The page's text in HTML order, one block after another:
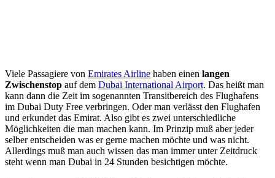
Viele Passagiere von Emirates Airline haben einen langen
Zwischenstop auf dem Dubai International Airport. Das heißt man
kann dann die Zeit im sogenannten Transitbereich des Flughafens
im Dubai Duty Free verbringen. Oder man verlässt den Flughafen
und erkundet das Emirat. Also gibt es zwei unterschiedliche
Möglichkeiten die man machen kann. Im Prinzip muß aber jeder
selber entscheiden was er gerne machen möchte und was nicht.
Allerdings muß man auch wissen das man immer unter Zeitdruck
steht wenn man Dubai in 24 Stunden besichtigen möchte.